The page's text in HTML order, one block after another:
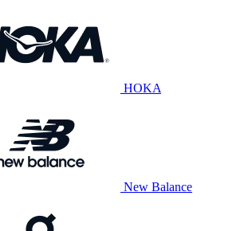
HOKA
New Balance